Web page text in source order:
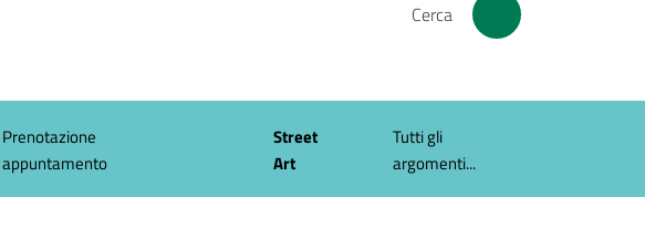
Cerca
Prenotazione
appuntamento
Street
Art
Tutti gli
argomenti...